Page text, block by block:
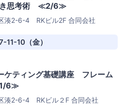
き思考術 ≪2/6≫
湊2-6-4 RKビル2F 合同会社
11-10（金）
ティング基礎講座 フレーム
6≫
湊2-6-4 RKビル２F 合同会社